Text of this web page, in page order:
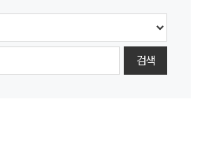
검색